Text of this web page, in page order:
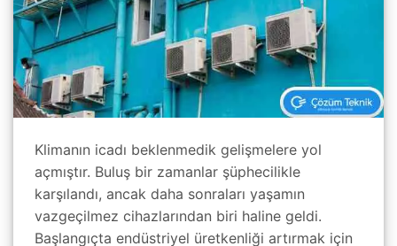
Klimanın icadı beklenmedik gelişmelere yol
açmıştır. Buluş bir zamanlar şüphecilikle
karşılandı, ancak daha sonraları yaşamın
vazgeçilmez cihazlarından biri haline geldi.
Başlangıçta endüstriyel üretkenliği artırmak için